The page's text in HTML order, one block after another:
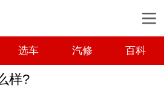
选车 汽修 百科
样?